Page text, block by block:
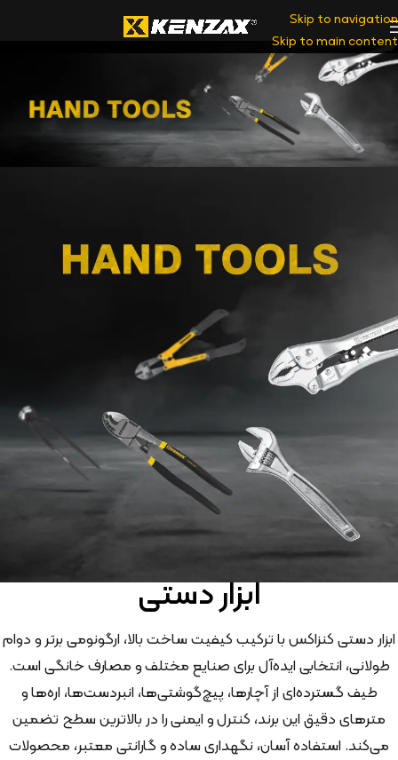
Skip to navigation
Skip to main content
ابزار دستی
ابزار دستی کنزاکس با ترکیب کیفیت ساخت بالا، ارگونومی برتر و دوام
طولانی، انتخابی ایده‌آل برای صنایع مختلف و مصارف خانگی است.
طیف گسترده‌ای از آچارها، پیچ‌گوشتی‌ها، انبردست‌ها، اره‌ها و
مترهای دقیق این برند، کنترل و ایمنی را در بالاترین سطح تضمین
می‌کند. استفاده آسان، نگهداری ساده و گارانتی معتبر، محصولات